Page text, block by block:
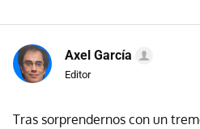
Axel García
Editor
Tras sorprendernos con un